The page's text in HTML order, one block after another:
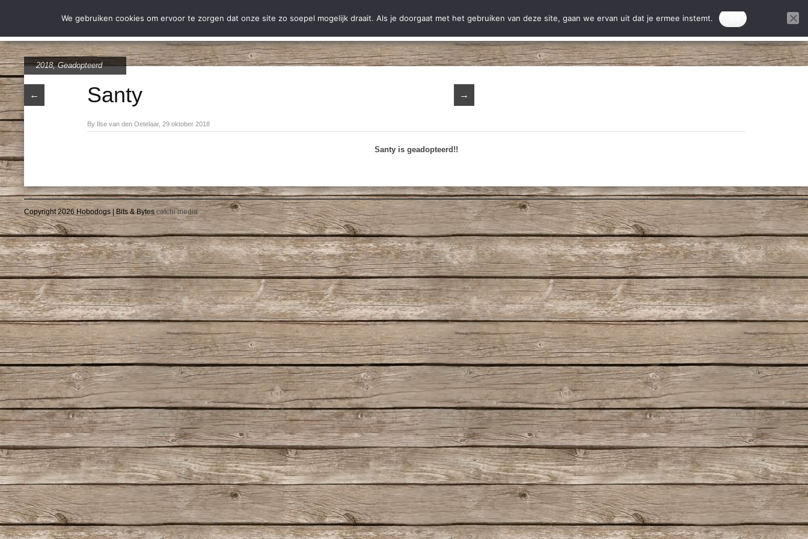
Wie zijn wij Over Stichting Hobodogs Ter adoptie Adoptie Nieuws Informatie Contact Donatie projecten DONEREN
← →
2018,Geadopteerd
Santy
By Ilse van den Oetelaar, 29 oktober 2018
Santy is geadopteerd!!
Copyright 2026 Hobodogs | Bits & Bytescatchi media
We gebruiken cookies om ervoor te zorgen dat onze site zo soepel mogelijk draait. Als je doorgaat met het gebruiken van deze site, gaan we ervan uit dat je ermee instemt.